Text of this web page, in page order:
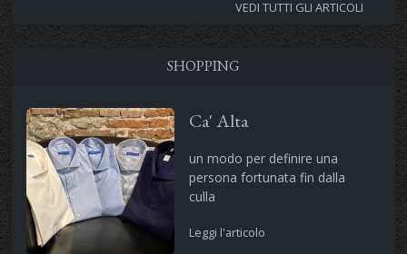
VEDI TUTTI GLI ARTICOLI
SHOPPING
Ca' Alta
un modo per definire una
persona fortunata fin dalla
culla
Leggi l'articolo